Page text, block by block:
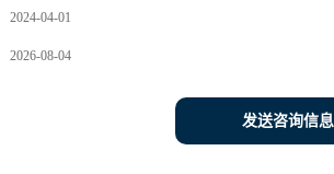
2024-04-01
2026-08-04
发送咨询信息